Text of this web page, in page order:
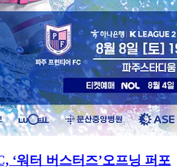
‘워터 버스터즈’오프닝 퍼포